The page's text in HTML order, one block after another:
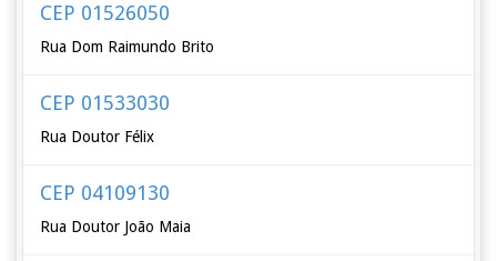
CEP 01526050
Rua Dom Raimundo Brito
CEP 01533030
Rua Doutor Félix
CEP 04109130
Rua Doutor João Maia